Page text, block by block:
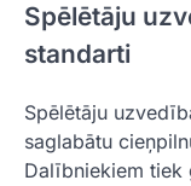
Spēlētāju
standarti
Spēlētāju
saglabātu
Dalībniekiem